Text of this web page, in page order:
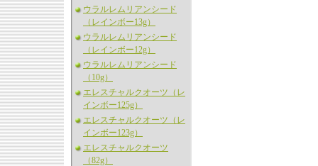
ウラルレムリアンシード
（レインボー13g）
ウラルレムリアンシード
（レインボー12g）
ウラルレムリアンシード
（10g）
エレスチャルクオーツ（レ
インボー125g）
エレスチャルクオーツ（レ
インボー123g）
エレスチャルクオーツ
（82g）